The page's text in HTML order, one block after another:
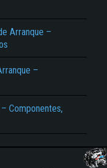
Arranque –
–
Componentes,